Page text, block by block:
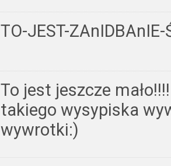
TO-JEST-ZAnIDBAnIE-
To jest jeszcze
takiego wysypiska
wywrotki:)